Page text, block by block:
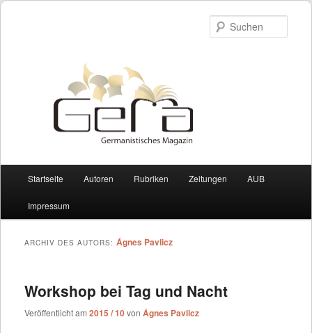
Zum Inhalt wechseln
Zum sekundären Inhalt wechseln
Startseite Autoren Rubriken Zeitungen AUB
Impressum
ARCHIV DES AUTORS: Ágnes Pavlicz
Workshop bei Tag und Nacht
Veröffentlicht am 2015 / 10von Ágnes Pavlicz